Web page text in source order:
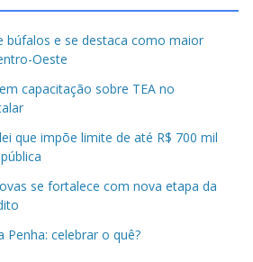
búfalos e se destaca como maior
Oeste
capacitação sobre TEA no
que impõe limite de até R$ 700 mil
se fortalece com nova etapa da
Penha: celebrar o quê?